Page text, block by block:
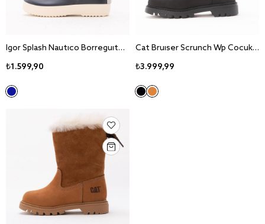
Igor Splash Nautico Borreguito Bebek-Çocuk Çizme W10207
₺1.599,90
Cat Bruiser Scrunch Wp Cocuk Nubuk Deri Bot
₺3.999,99